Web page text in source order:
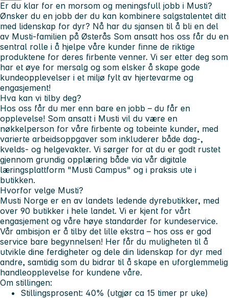
Er du klar for en morsom og meningsfull jobb i Musti?
Ønsker du en jobb der du kan kombinere salgstalentet ditt
med lidenskap for dyr? Nå har du sjansen til å bli en del
av Musti-familien på Østerås Som ansatt hos oss får du en
sentral rolle i å hjelpe våre kunder finne de riktige
produktene for deres firbente venner. Vi ser etter deg som
har et øye for mersalg og som elsker å skape gode
kundeopplevelser i et miljø fylt av hjertevarme og
engasjement!
Hva kan vi tilby deg?
Hos oss får du mer enn bare en jobb – du får en
opplevelse! Som ansatt i Musti vil du være en
nøkkelperson for våre firbente og tobeinte kunder, med
varierte arbeidsoppgaver som inkluderer både dag-,
kvelds- og helgevakter. Vi sørger for at du er godt rustet
gjennom grundig opplæring både via vår digitale
læringsplattform "Musti Campus" og i praksis ute i
butikken.
Hvorfor velge Musti?
Musti Norge er en av landets ledende dyrebutikker, med
over 90 butikker i hele landet. Vi er kjent for vårt
engasjement og våre høye standarder for kundeservice.
Vår ambisjon er å tilby det lille ekstra – hos oss er god
service bare begynnelsen! Her får du muligheten til å
utvikle dine ferdigheter og dele din lidenskap for dyr med
andre, samtidig som du bidrar til å skape en uforglemmelig
handleopplevelse for kundene våre.
Om stillingen:
Stillingsprosent: 40% (utgjør ca 15 timer pr uke)